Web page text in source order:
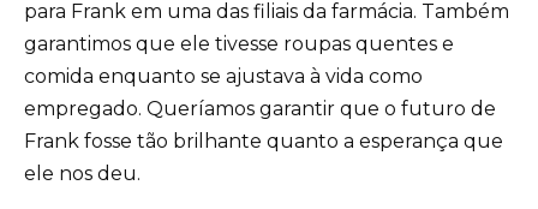
para Frank em uma das filiais da farmácia. Também
garantimos que ele tivesse roupas quentes e
comida enquanto se ajustava à vida como
empregado. Queríamos garantir que o futuro de
Frank fosse tão brilhante quanto a esperança que
ele nos deu.